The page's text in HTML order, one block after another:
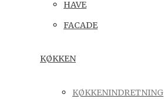
HAVE
FACADE
KØKKEN
KØKKENINDRETNING